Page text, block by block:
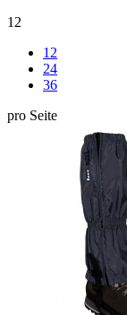
12
12
24
36
pro Seite